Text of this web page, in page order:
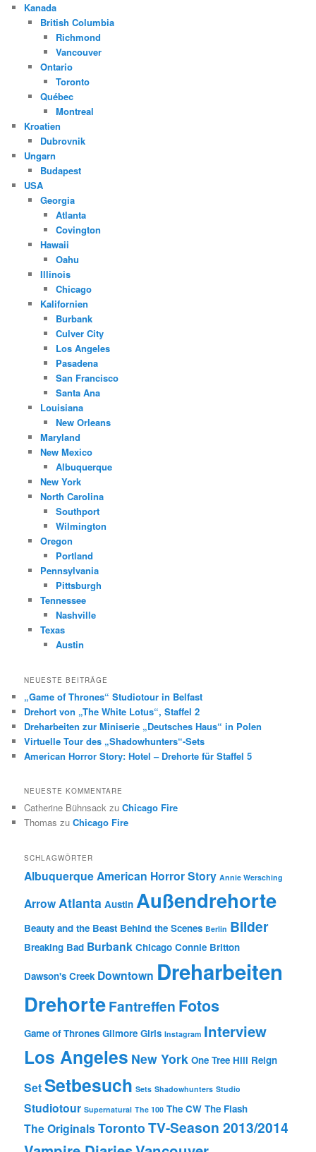
Kanada
British Columbia
Richmond
Vancouver
Ontario
Toronto
Québec
Montreal
Kroatien
Dubrovnik
Ungarn
Budapest
USA
Georgia
Atlanta
Covington
Hawaii
Oahu
Illinois
Chicago
Kalifornien
Burbank
Culver City
Los Angeles
Pasadena
San Francisco
Santa Ana
Louisiana
New Orleans
Maryland
New Mexico
Albuquerque
New York
North Carolina
Southport
Wilmington
Oregon
Portland
Pennsylvania
Pittsburgh
Tennessee
Nashville
Texas
Austin
NEUESTE BEITRÄGE
„Game of Thrones“ Studiotour in Belfast
Drehort von „The White Lotus“, Staffel 2
Dreharbeiten zur Miniserie „Deutsches Haus“ in Polen
Virtuelle Tour des „Shadowhunters“-Sets
American Horror Story: Hotel – Drehorte für Staffel 5
NEUESTE KOMMENTARE
Catherine Bühnsack zuChicago Fire
Thomas zuChicago Fire
SCHLAGWÖRTER
Albuquerque American Horror Story Annie Wersching
Arrow Atlanta Austin Außendrehorte
Beauty and the Beast Behind the Scenes Berlin Bilder
Breaking Bad Burbank Chicago Connie Britton
Dawson's Creek Downtown Dreharbeiten
DrehorteFantreffen Fotos
Game of Thrones Gilmore Girls Instagram Interview
Los Angeles New York One Tree Hill Reign
SetSetbesuch Sets Shadowhunters Studio
Studiotour Supernatural The 100 The CW The Flash
The OriginalsToronto TV-Season 2013/2014